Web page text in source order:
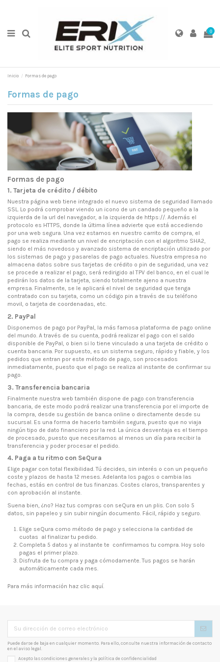
0
Inicio Formas de pago
Formas de pago
Formas de pago
1. Tarjeta de crédito / débito
Nuestra página web tiene integrado el nuevo sistema de seguridad llamado
SSL. Lo podrá comprobar viendo un icono de un candado pequeño a la
izquierda de la url del navegador, a la izquierda de https://. Además el
protocolo es HTTPS, donde la última línea advierte que está accediendo
por una web segura. Una vez estamos en nuestro carrito de compra, el
pago se realiza mediante un nivel de encriptación con el algoritmo SHA2,
siendo el más novedoso y avanzado sistema de encriptación utilizado por
los sistemas de pago y pasarelas de pago actuales. Nuestra empresa no
almacena datos sobre sus tarjetas de crédito o pin de seguridad, una vez
se procede a realizar el pago, será redirigido al TPV del banco, en el cual le
pedirán los datos de la tarjeta, siendo totalmente ajeno a nuestra
empresa. Finalmente, se le aplicará el nivel de seguridad que tenga
contratado con su tarjeta, como un código pin a través de su teléfono
movil, o tarjeta de coordenadas, etc.
2. PayPal
Disponemos de pago por PayPal, la más famosa plataforma de pago online
del mundo. A través de su cuenta, podrá realizar el pago con el saldo
disponible de PayPal, o bien si lo tiene vinculado a una tarjeta de crédito o
cuenta bancaria. Por supuesto, es un sistema seguro, rápido y fiable, y los
pedidos que entran por este método de pago, son procesados
inmediatamente, puesto que el pago se realiza al instante de confirmar su
pago.
3. Transferencia bancaria
Finalmente nuestra web también dispone de pago con transferencia
bancaria, de este modo podrá realizar una transferencia por el importe de
la compra, desde su gestión de banca online o directamente desde su
sucursal. Es una forma de hacerlo también segura, puesto que no viaja
ningún tipo de dato financiero por la red. La única desventaja es el tiempo
de procesado, puesto que necesitamos al menos un día para recibir la
transferencia y poder procesar el pedido.
4. Paga a tu ritmo con SeQura
Elige pagar con total flexibilidad. Tú decides, sin interés o con un pequeño
coste y plazos de hasta 12 meses. Adelanta los pagos o cambia las
fechas, estás en control de tus finanzas. Costes claros, transparentes y
con aprobación al instante.
Suena bien, ¿no? Haz tus compras con seQura en un plis. Con solo 5
datos, sin papeleo y sin subir ningún documento. Fácil, rápido y seguro.
Elige seQura como método de pago y selecciona la cantidad de
cuotas al finalizar tu pedido.
Completa 5 datos y al instante te confirmamos tu compra. Hoy solo
pagas el primer plazo.
Disfruta de tu compra y paga cómodamente. Tus pagos se harán
automáticamente cada mes.
Para más información haz clic aquí
Puede darse de baja en cualquier momento. Para ello, consulte nuestra información de contacto
en el aviso legal.
Acepto las condiciones generales y la política de confidencialidad